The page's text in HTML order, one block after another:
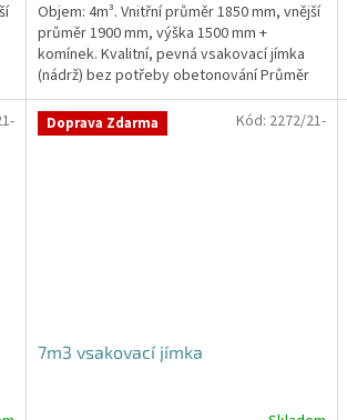
Objem: 4m³. Vnitřní průměr 1850 mm, vnější
průměr 1900 mm, výška 1500 mm +
komínek. Kvalitní, pevná vsakovací jímka
(nádrž) bez potřeby obetonování Průměr
přítoku a odtoku +...
Doprava Zdarma
7m3 vsakovací jímka
Kód: 2272/21-